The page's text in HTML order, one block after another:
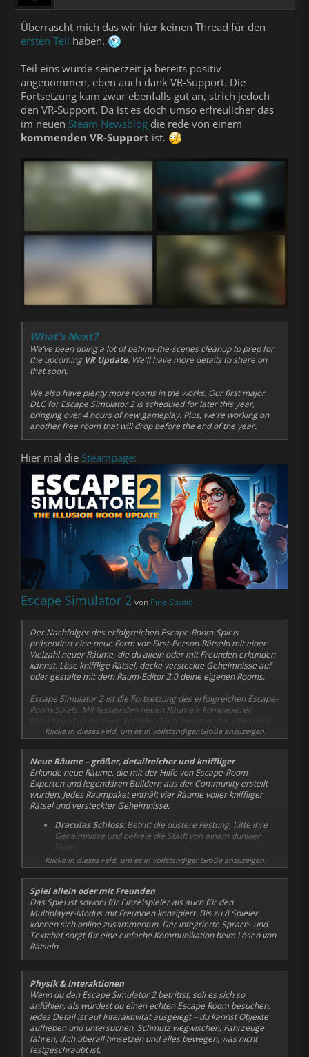
Überrascht mich das wir hier keinen Thread für den
ersten Teil haben.
Teil eins wurde seinerzeit ja bereits positiv
angenommen, eben auch dank VR-Support. Die
Fortsetzung kam zwar ebenfalls gut an, strich jedoch
den VR-Support. Da ist es doch umso erfreulicher das
im neuen Steam Newsblog die rede von einem
kommenden VR-Support ist.
What’s Next?
We’ve been doing a lot of behind-the-scenes cleanup to prep for
the upcoming VR Update. We'll have more details to share on
that soon.
We also have plenty more rooms in the works. Our first major
DLC for Escape Simulator 2 is scheduled for later this year,
bringing over 4 hours of new gameplay. Plus, we're working on
another free room that will drop before the end of the year.
Hier mal die Steampage:
Escape Simulator 2 von Pine Studio
Der Nachfolger des erfolgreichen Escape-Room-Spiels
präsentiert eine neue Form von First-Person-Rätseln mit einer
Vielzahl neuer Räume, die du allein oder mit Freunden erkunden
kannst. Löse knifflige Rätsel, decke versteckte Geheimnisse auf
oder gestalte mit dem Raum-Editor 2.0 deine eigenen Rooms.
Escape Simulator 2 ist die Fortsetzung des erfolgreichen Escape-
Room-Spiels. Mit fesselnden neuen Räumen, komplexeren
Rätseln und innovativen Ersteller-Tools bietet er das ultimative
First-Person-Escape-Room-Erlebnis.
Klicke in dieses Feld, um es in vollständiger Größe anzuzeigen.
Neue Räume – größer, detailreicher und kniffliger
Erkunde neue Räume, die mit der Hilfe von Escape-Room-
Experten und legendären Buildern aus der Community erstellt
wurden. Jedes Raumpaket enthält vier Räume voller kniffliger
Rätsel und versteckter Geheimnisse:
Draculas Schloss: Betritt die düstere Festung, lüfte ihre
Geheimnisse und befreie die Stadt von einem dunklen
Fluch.
Raumschiff EOS : Ein Forschungsraumschiff ist nach einer
Kollision gestrandet und zwingt dich, eine Energiequelle
aus einer mysteriösen dunklen Sphäre zu bergen.
Der verfluchte Schatz: Folge einer kryptischen Karte zu
einer Pirateninsel, überwinde tückische Prüfungen und
berge den uralten Schatz.
Weitere Inhalte folgen nach der Veröffentlichung!
Klicke in dieses Feld, um es in vollständiger Größe anzuzeigen.
Spiel allein oder mit Freunden
Das Spiel ist sowohl für Einzelspieler als auch für den
Multiplayer-Modus mit Freunden konzipiert. Bis zu 8 Spieler
können sich online zusammentun. Der integrierte Sprach- und
Textchat sorgt für eine einfache Kommunikation beim Lösen von
Rätseln.
Physik & Interaktionen
Wenn du den Escape Simulator 2 betrittst, soll es sich so
anfühlen, als würdest du einen echten Escape Room besuchen.
Jedes Detail ist auf Interaktivität ausgelegt – du kannst Objekte
aufheben und untersuchen, Schmutz wegwischen, Fahrzeuge
fahren, dich überall hinsetzen und alles bewegen, was nicht
festgeschraubt ist.